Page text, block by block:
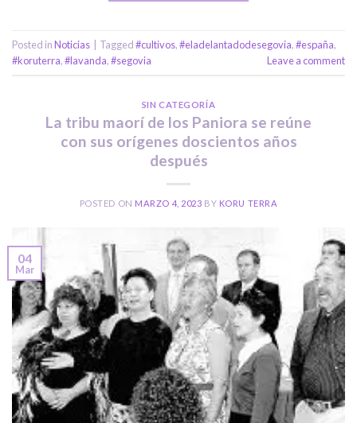
Posted inNoticias Tagged#cultivos,#eladelantadodesegovia,#españa,
#koruterra,#lavanda,#segovia Leave a comment
SIN CATEGORÍA
La tribu maorí de los Paniora se reúne
con sus orígenes doscientos años
después
POSTED ON MARZO 4, 2023 BY KORU TERRA
04
Mar